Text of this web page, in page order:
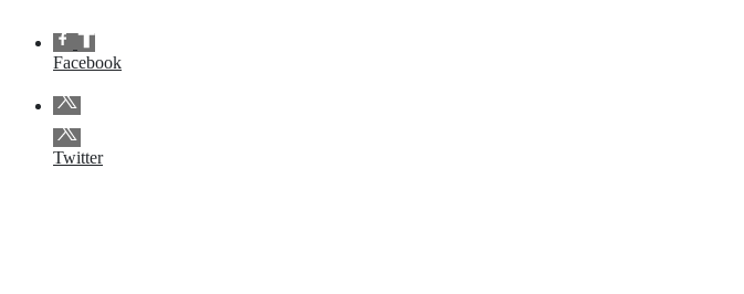
Facebook
Twitter